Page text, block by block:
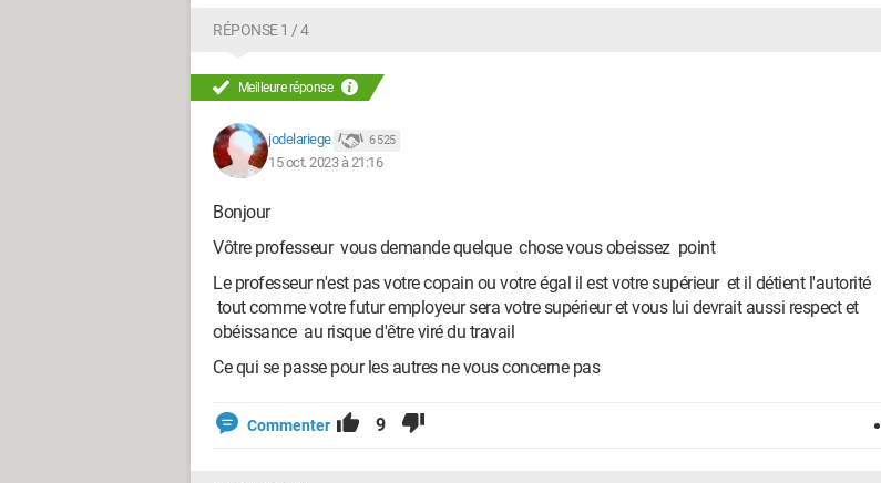
RÉPONSE 1 / 4
Meilleure réponse
jodelariege 6 525
15 oct. 2023 à 21:16
Bonjour
Vôtre professeur vous demande quelque chose vous obeissez point
Le professeur n'est pas votre copain ou votre égal il est votre supérieur et il détient l'autorité
tout comme votre futur employeur sera votre supérieur et vous lui devrait aussi respect et
obéissance au risque d'être viré du travail
Ce qui se passe pour les autres ne vous concerne pas
Commenter 9